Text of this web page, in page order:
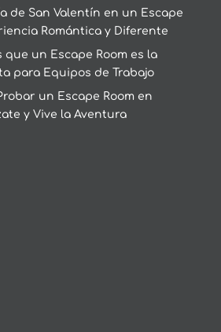
de San Valentín en un Escape
Romántica y Diferente
que un Escape Room es la
para Equipos de Trabajo
un Escape Room en
y Vive la Aventura